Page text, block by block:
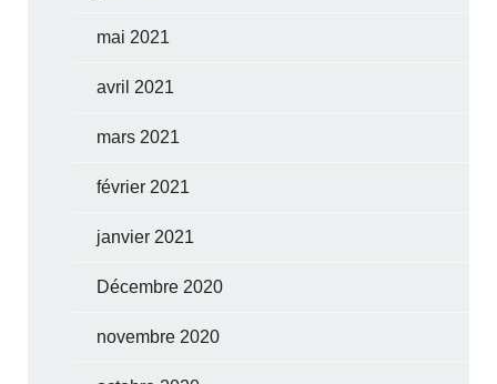
mai 2021
avril 2021
mars 2021
février 2021
janvier 2021
Décembre 2020
novembre 2020